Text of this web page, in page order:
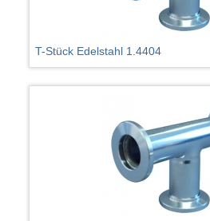
T-Stück Edelstahl 1.4404